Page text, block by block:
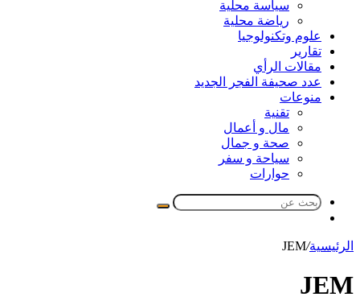
سياسة محلية
رياضة محلية
علوم وتكنولوجيا
تقارير
مقالات الرأي
عدد صحيفة الفجر الجديد
منوعات
تقنية
مال و أعمال
صحة و جمال
سياحة و سفر
حوارات
بحث
الرئيسية/
JEM
JEM